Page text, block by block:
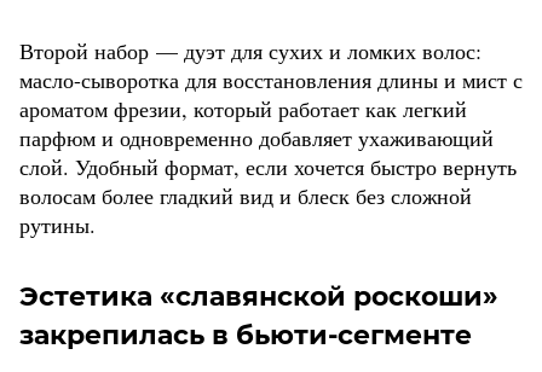
Второй набор — дуэт для сухих и ломких волос:
масло-сыворотка для восстановления длины и мист с
ароматом фрезии, который работает как легкий
парфюм и одновременно добавляет ухаживающий
слой. Удобный формат, если хочется быстро вернуть
волосам более гладкий вид и блеск без сложной
рутины.
Эстетика «славянской роскоши»
закрепилась в бьюти-сегменте